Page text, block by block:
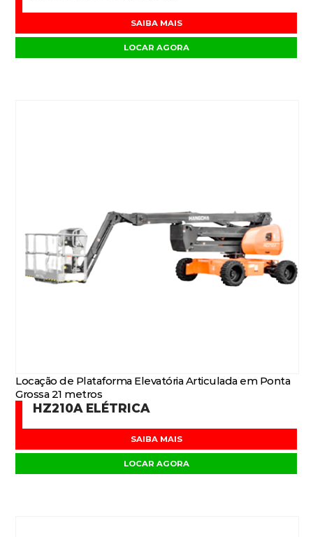
SAIBA MAIS
LOCAR AGORA
Locação de Plataforma Elevatória Articulada em Ponta
Grossa 21 metros
HZ210A ELÉTRICA
SAIBA MAIS
LOCAR AGORA